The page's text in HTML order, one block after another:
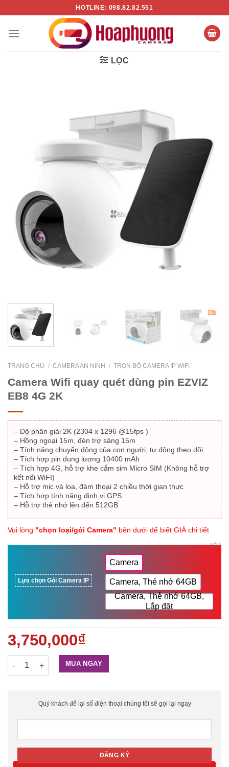
nội
HOTLINE: 098.82.82.551
LỌC
TRANG CHỦ / CAMERA AN NINH / TRỌN BỘ CAMERA IP WIFI
Camera Wifi quay quét dùng pin EZVIZ
EB8 4G 2K
– Độ phân giải 2K (2304 x 1296 @15fps )
– Hồng ngoại 15m, đèn trợ sáng 15m
– Tính năng chuyển động của con người, tự động theo dõi
– Tích hợp pin dung lượng 10400 mAh
– Tích hợp 4G, hỗ trợ khe cắm sim Micro SIM (Không hỗ trợ
kết nối WiFI)
– Hỗ trợ mic và loa, đàm thoại 2 chiều thời gian thực
– Tích hợp tính năng định vị GPS
– Hỗ trợ thẻ nhớ lên đến 512GB
Vui lòng "chọn loại/gói Camera" bên dưới để biết GIÁ chi tiết
Vui lòng"chọn loại/gói Camera"bên dưới để biết GIÁ chi tiết
Lựa chọn Gói Camera IP
Camera
Camera, Thẻ nhớ 64GB
Camera, Thẻ nhớ 64GB,
Lắp đặt
XÓA
3,750,000₫
Camera Wifi quay quét dùng pin EZVIZ EB8 4G 2K số lượng
MUA NGAY
Quý khách để lại số điện thoại chúng tôi sẽ gọi lại ngay